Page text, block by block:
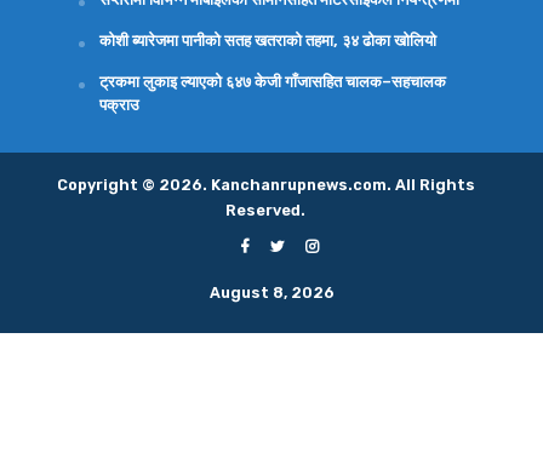
कोशी ब्यारेजमा पानीको सतह खतराको तहमा, ३४ ढोका खोलियो
ट्रकमा लुकाइ ल्याएको ६४७ केजी गाँजासहित चालक–सहचालक
पक्राउ
Copyright © 2026. Kanchanrupnews.com. All Rights
Reserved.
August 8, 2026